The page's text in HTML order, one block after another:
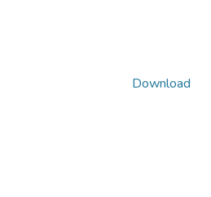
Download